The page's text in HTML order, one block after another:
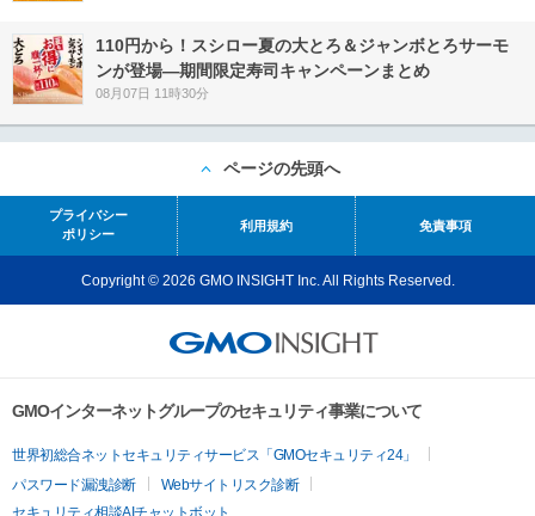
110円から！スシロー夏の大とろ＆ジャンボとろサーモ
ンが登場―期間限定寿司キャンペーンまとめ
08月07日 11時30分
ページの先頭へ
プライバシー
ポリシー
利用規約 免責事項
Copyright © 2026 GMO INSIGHT Inc. All Rights Reserved.
GMOインターネットグループのセキュリティ事業について
世界初総合ネットセキュリティサービス「GMOセキュリティ24」
パスワード漏洩診断
Webサイトリスク診断